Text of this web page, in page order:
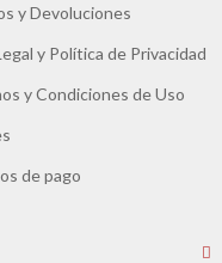
y Devoluciones
y Política de Privacidad
y Condiciones de Uso
de pago